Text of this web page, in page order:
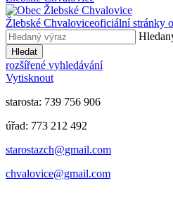
Žlebské Chvaloviceoficiální stránky
Hledat
rozšířené vyhledávání
Vytisknout
starosta: 739 756 906
úřad: 773 212 492
​​​​starostazch@gmail.com
​​​​chvalovice@gmail.com